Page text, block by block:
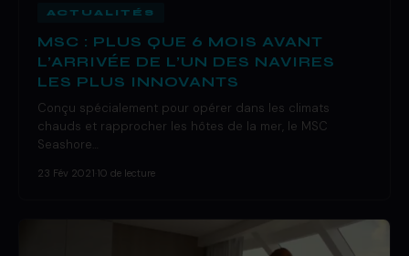
ACTUALITÉS
MSC : PLUS QUE 6 MOIS AVANT
L’ARRIVÉE DE L’UN DES NAVIRES
LES PLUS INNOVANTS
Conçu spécialement pour opérer dans les climats
chauds et rapprocher les hôtes de la mer, le MSC
Seashore…
23 Fév 2021 10 de lecture